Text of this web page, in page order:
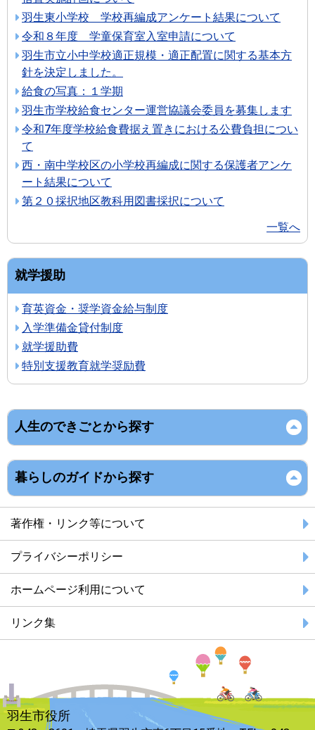
羽生東小学校 学校再編成アンケート結果について
令和８年度 学童保育室入室申請について
羽生市立小中学校適正規模・適正配置に関する基本方
針を決定しました。
給食の写真：１学期
羽生市学校給食センター運営協議会委員を募集します
令和7年度学校給食費据え置きにおける公費負担につい
て
西・南中学校区の小学校再編成に関する保護者アンケ
ート結果について
第２０採択地区教科用図書採択について
一覧へ
就学援助
育英資金・奨学資金給与制度
入学準備金貸付制度
就学援助費
特別支援教育就学奨励費
人生のできごとから探す
暮らしのガイドから探す
著作権・リンク等について
プライバシーポリシー
ホームページ利用について
リンク集
羽生市役所